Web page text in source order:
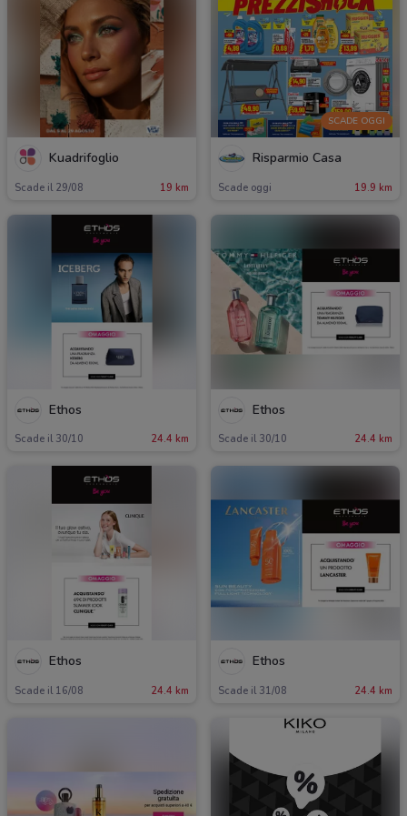
Kuadrifoglio
Scade il 29/08 19 km
SCADE OGGI
Risparmio Casa
Scade oggi 19.9 km
Ethos
Scade il 30/10 24.4 km
Ethos
Scade il 30/10 24.4 km
Ethos
Scade il 16/08 24.4 km
Ethos
Scade il 31/08 24.4 km